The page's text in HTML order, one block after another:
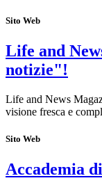
Sito Web
Life and
notizie"!
Life and News
visione fresca e
Sito Web
Accademia